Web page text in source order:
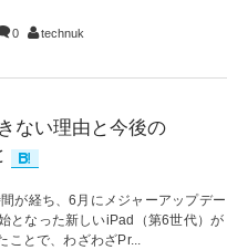
0 technuk
ない理由と今後の
が経ち、6月にメジャーアップデー
となった新しいiPad（第6世代）が
ことで、わざわざPr...